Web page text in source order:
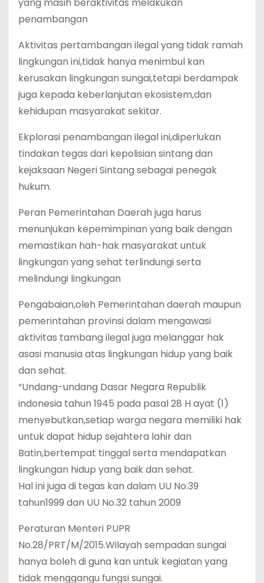
penambangan
Aktivitas pertambangan ilegal yang tidak ramah
lingkungan ini,tidak hanya menimbul kan
kerusakan lingkungan sungai,tetapi berdampak
juga kepada keberlanjutan ekosistem,dan
kehidupan masyarakat sekitar.
Ekplorasi penambangan ilegal ini,diperlukan
tindakan tegas dari kepolisian sintang dan
kejaksaan Negeri Sintang sebagai penegak
hukum.
Peran Pemerintahan Daerah juga harus
menunjukan kepemimpinan yang baik dengan
memastikan hah-hak masyarakat untuk
lingkungan yang sehat terlindungi serta
melindungi lingkungan
Pengabaian,oleh Pemerintahan daerah maupun
pemerintahan provinsi dalam mengawasi
aktivitas tambang ilegal juga melanggar hak
asasi manusia atas lingkungan hidup yang baik
dan sehat.
“Undang-undang Dasar Negara Republik
indonesia tahun 1945 pada pasal 28 H ayat (1)
menyebutkan,setiap warga negara memiliki hak
untuk dapat hidup sejahtera lahir dan
Batin,bertempat tinggal serta mendapatkan
lingkungan hidup yang baik dan sehat.
Hal ini juga di tegas kan dalam UU No.39
tahun1999 dan UU No.32 tahun 2009
Peraturan Menteri PUPR
No.28/PRT/M/2015.Wilayah sempadan sungai
hanya boleh di guna kan untuk kegiatan yang
tidak menggangu fungsi sungai.